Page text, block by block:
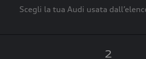
Scegli la tua Audi usata
2